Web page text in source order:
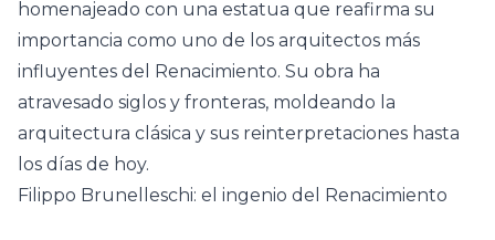
homenajeado con una estatua que reafirma su
importancia como uno de los arquitectos más
influyentes del Renacimiento. Su obra ha
atravesado siglos y fronteras, moldeando la
arquitectura clásica y sus reinterpretaciones hasta
los días de hoy.
Filippo Brunelleschi: el ingenio del Renacimiento